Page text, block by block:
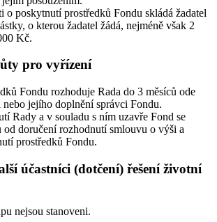
o poskytnutí prostředků Fondu skládá žadatel
o kterou žadatel žádá, nejméně však 2
Kč.
pro vyřízení
Fondu rozhoduje Rada do 3 měsíců ode
nebo jejího doplnění správci Fondu.
Rady a v souladu s ním uzavře Fond se
od doručení rozhodnutí smlouvu o výši a
prostředků Fondu.
účastníci (dotčení) řešení životní
nejsou stanoveni.